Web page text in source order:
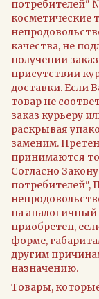
потребителей"
косметические
качества, не
получении
присутствии
доставки. Если
товар не
заказ курьеру
раскрывая
заменим.
принимаются
Согласно
потребителей",
на аналогичный
приобретен,
форме,
другим
назначению.
Товары,